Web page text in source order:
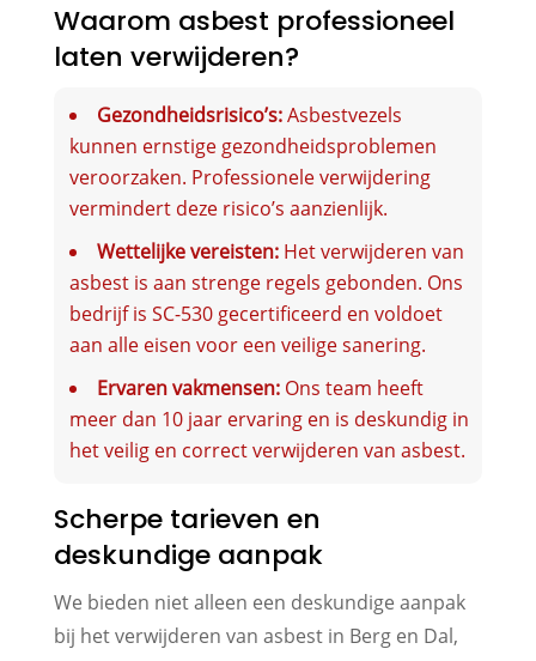
Waarom asbest professioneel
laten verwijderen?
Gezondheidsrisico’s:Asbestvezels
kunnen ernstige gezondheidsproblemen
veroorzaken. Professionele verwijdering
vermindert deze risico’s aanzienlijk.
Wettelijke vereisten:Het verwijderen van
asbest is aan strenge regels gebonden. Ons
bedrijf is SC-530 gecertificeerd en voldoet
aan alle eisen voor een veilige sanering.
Ervaren vakmensen:Ons team heeft
meer dan 10 jaar ervaring en is deskundig in
het veilig en correct verwijderen van asbest.
Scherpe tarieven en
deskundige aanpak
We bieden niet alleen een deskundige aanpak
bij het verwijderen van asbest in Berg en Dal,